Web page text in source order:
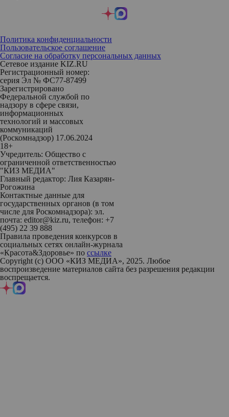
Политика конфиденциальности
Пользовательское соглашение
Согласие на обработку персональных данных
Сетевое издание KIZ.RU
Регистрационный номер:
серия Эл № ФС77-87499
Зарегистрировано
Федеральной службой по
надзору в сфере связи,
информационных
технологий и массовых
коммуникаций
(Роскомнадзор) 17.06.2024
18+
Учредитель: Общество с
ограниченной ответственностью
"КИЗ МЕДИА"
Главный редактор: Лия Казарян-
Рогожина
Контактные данные для
государственных органов (в том
числе для Роскомнадзора): эл.
почта: editor@kiz.ru, телефон: +7
(495) 22 39 888
Правила проведения конкурсов в
социальных сетях онлайн-журнала
«Красота&Здоровье» по ссылке
Copyright (с) ООО «КИЗ МЕДИА», 2025. Любое
воспроизведение материалов сайта без разрешения редакции
воспрещается.